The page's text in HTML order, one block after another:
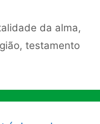
da alma,
, testamento